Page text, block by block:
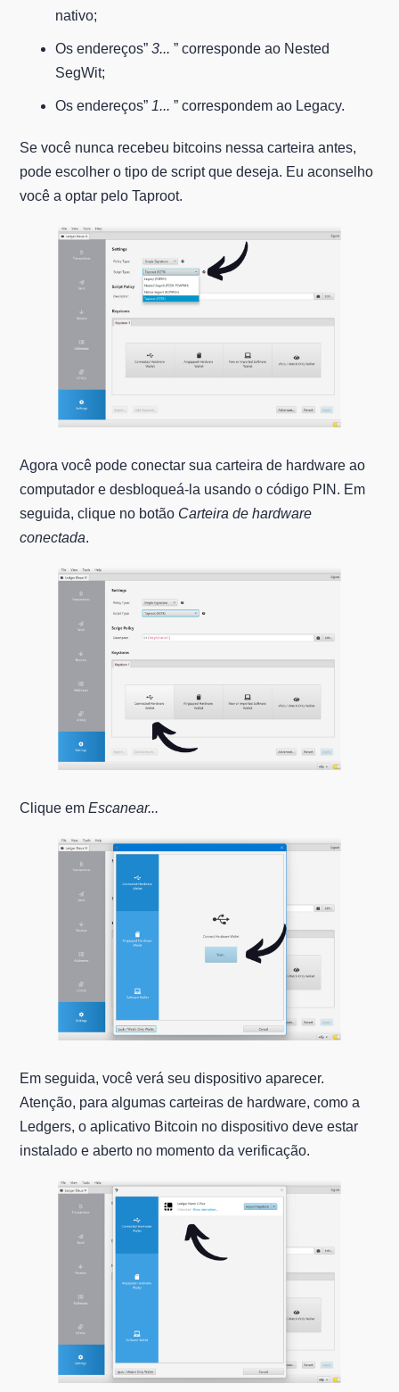
nativo;
Os endereços”3...” corresponde ao Nested
SegWit;
Os endereços” 1...” correspondem ao Legacy.
Se você nunca recebeu bitcoins nessa carteira antes,
pode escolher o tipo de script que deseja. Eu aconselho
você a optar pelo Taproot.
Agora você pode conectar sua carteira de hardware ao
computador e desbloqueá-la usando o código PIN. Em
seguida, clique no botão Carteira de hardware
conectada.
Clique emEscanear...
Em seguida, você verá seu dispositivo aparecer.
Atenção, para algumas carteiras de hardware, como a
Ledgers, o aplicativo Bitcoin no dispositivo deve estar
instalado e aberto no momento da verificação.